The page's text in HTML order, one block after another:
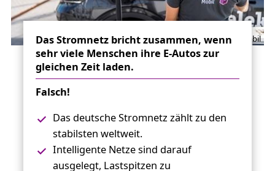
Carlo Bansini/TEAG Mobil
Das Stromnetz bricht zusammen, wenn
sehr viele Menschen ihre E-Autos zur
gleichen Zeit laden.
Falsch!
Das deutsche Stromnetz zählt zu den
stabilsten weltweit.
Intelligente Netze sind darauf
ausgelegt, Lastspitzen zu